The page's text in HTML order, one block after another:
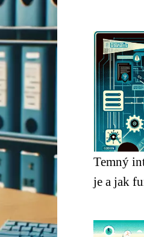
Temný
je a jak